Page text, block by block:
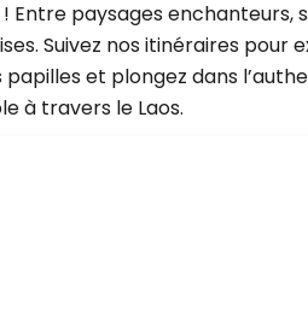
Entre paysages enchanteurs,
Suivez nos itinéraires pour
et plongez dans
à travers le Laos.